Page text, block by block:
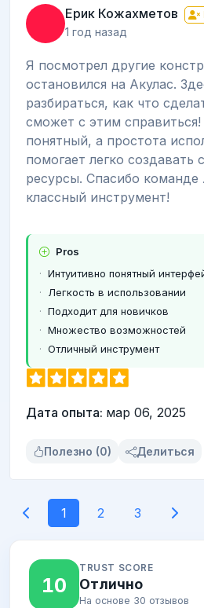
Ерик Кожахметов
1 год назад
Я посмотрел другие
остановился на Акулас.
разбираться, как что
сможет с этим
понятный, а простота
помогает легко создавать
ресурсы. Спасибо команде
классный инструмент!
Pros
Интуитивно понятный
Легкость в использовании
Подходит для новичков
Множество возможностей
Отличный инструмент
Дата опыта: мар 06, 2025
Полезно (0) Делиться
1 2 3
10
TRUST SCORE
Отлично
На основе 30 отзывов